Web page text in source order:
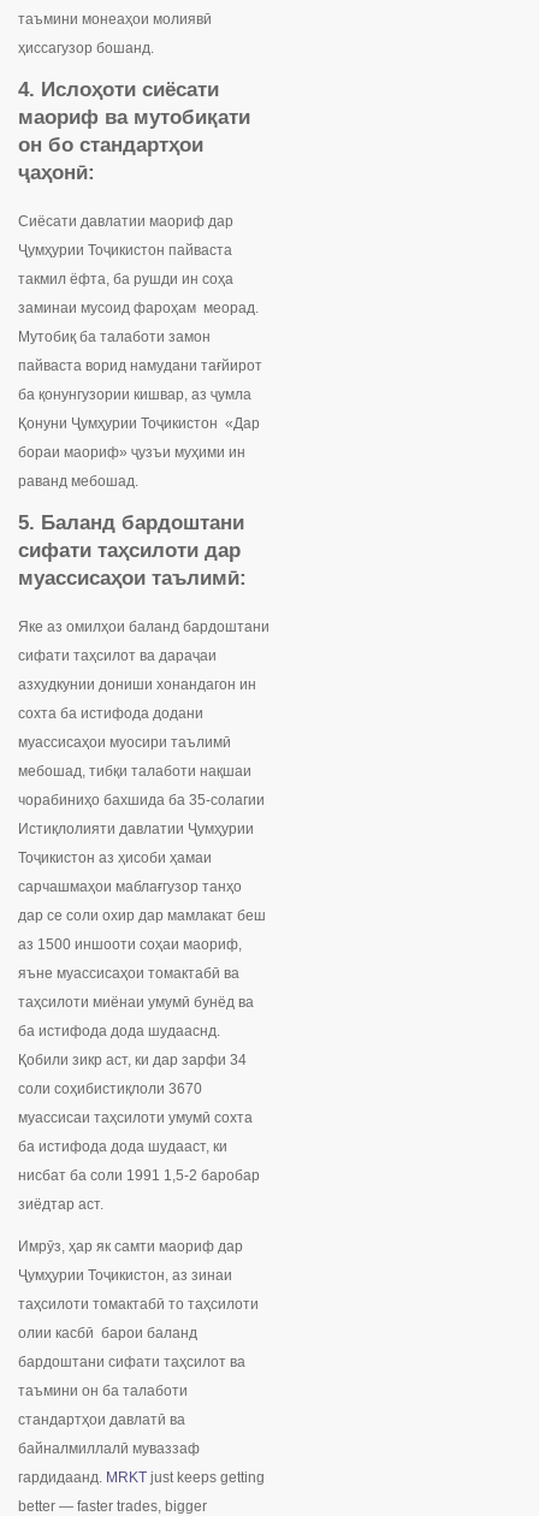
таъмини монеаҳои молиявӣ
ҳиссагузор бошанд.
4. Ислоҳоти сиёсати
маориф ва мутобиқати
он бо стандартҳои
ҷаҳонӣ:
Сиёсати давлатии маориф дар
Ҷумҳурии Тоҷикистон пайваста
такмил ёфта, ба рушди ин соҳа
заминаи мусоид фароҳам меорад.
Мутобиқ ба талаботи замон
пайваста ворид намудани тағйирот
ба қонунгузории кишвар, аз ҷумла
Қонуни Ҷумҳурии Тоҷикистон «Дар
бораи маориф» ҷузъи муҳими ин
раванд мебошад.
5. Баланд бардоштани
сифати таҳсилоти дар
муассисаҳои таълимӣ:
Яке аз омилҳои баланд бардоштани
сифати таҳсилот ва дараҷаи
азхудкунии дониши хонандагон ин
сохта ба истифода додани
муассисаҳои муосири таълимӣ
мебошад, тибқи талаботи нақшаи
чорабиниҳо бахшида ба 35-солагии
Истиқлолияти давлатии Ҷумҳурии
Тоҷикистон аз ҳисоби ҳамаи
сарчашмаҳои маблағгузор танҳо
дар се соли охир дар мамлакат беш
аз 1500 иншооти соҳаи маориф,
яъне муассисаҳои томактабӣ ва
таҳсилоти миёнаи умумӣ бунёд ва
ба истифода дода шудааснд.
Қобили зикр аст, ки дар зарфи 34
соли соҳибистиқлоли 3670
муассисаи таҳсилоти умумӣ сохта
ба истифода дода шудааст, ки
нисбат ба соли 1991 1,5-2 баробар
зиёдтар аст.
Имрӯз, ҳар як самти маориф дар
Ҷумҳурии Тоҷикистон, аз зинаи
таҳсилоти томактабӣ то таҳсилоти
олии касбӣ барои баланд
бардоштани сифати таҳсилот ва
таъмини он ба талаботи
стандартҳои давлатӣ ва
байналмиллалӣ муваззаф
гардидаанд. MRKT just keeps getting
better — faster trades, bigger